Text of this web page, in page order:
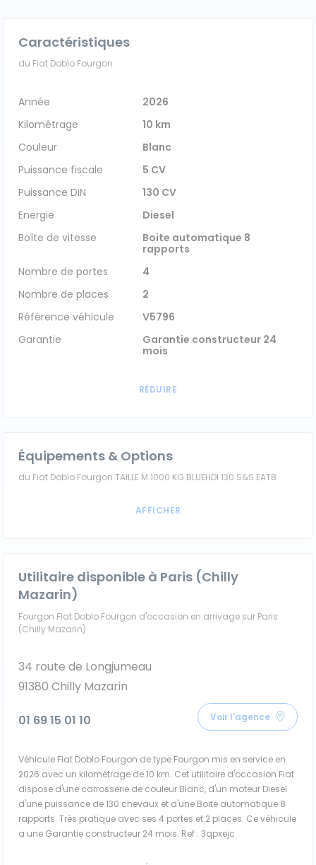
Véhicules 0 km
Tous les véhicules
Réservation véhicule
Financement utilitaire
Caractéristiques
du Fiat Doblo Fourgon
Année
2026
Kilométrage
10 km
Couleur
Blanc
Puissance fiscale
5 CV
Puissance DIN
130 CV
Energie
Diesel
Boîte de vitesse
Boite automatique 8
rapports
Nombre de portes
4
Nombre de places
2
Référence véhicule
V5796
Garantie
Garantie constructeur 24
mois
Équipements & Options
du Fiat Doblo Fourgon TAILLE M 1000 KG BLUEHDI 130 S&S EAT8
Utilitaire disponible à Paris (Chilly
Mazarin)
Fourgon Fiat Doblo Fourgon d'occasion en arrivage sur Paris
(Chilly Mazarin)
34 route de Longjumeau
91380 Chilly Mazarin
01 69 15 01 10 Voir l'agence
Véhicule Fiat Doblo Fourgon de type Fourgon mis en service en
2026 avec un kilométrage de 10 km. Cet utilitaire d'occasion Fiat
dispose d'une carrosserie de couleur Blanc, d'un moteur Diesel
d'une puissance de 130 chevaux et d'une Boite automatique 8
rapports. Très pratique avec ses 4 portes et 2 places. Ce véhicule
a une Garantie constructeur 24 mois. Ref : 3qpxejc